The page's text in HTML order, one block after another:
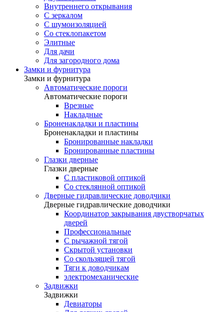
Внутреннего открывания
С зеркалом
С шумоизоляцией
Со стеклопакетом
Элитные
Для дачи
Для загородного дома
Замки и фурнитура
Замки и фурнитура
Автоматические пороги
Автоматические пороги
Врезные
Накладные
Броненакладки и пластины
Броненакладки и пластины
Бронированные накладки
Бронированные пластины
Глазки дверные
Глазки дверные
C пластиковой оптикой
Со стеклянной оптикой
Дверные гидравлические доводчики
Дверные гидравлические доводчики
Координатор закрывания двустворчатых
дверей
Профессиональные
С рычажной тягой
Скрытой установки
Со скользящей тягой
Тяги к доводчикам
электромеханические
Задвижки
Задвижки
Девиаторы